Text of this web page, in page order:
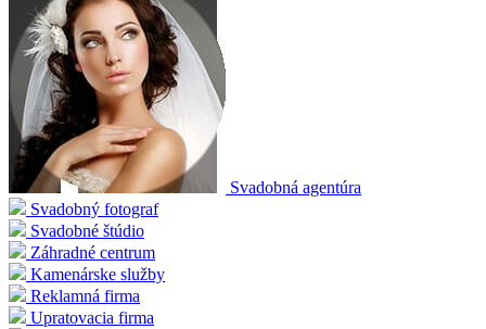
Svadobná agentúra
Svadobný fotograf
Svadobné štúdio
Záhradné centrum
Kamenárske služby
Reklamná firma
Upratovacia firma